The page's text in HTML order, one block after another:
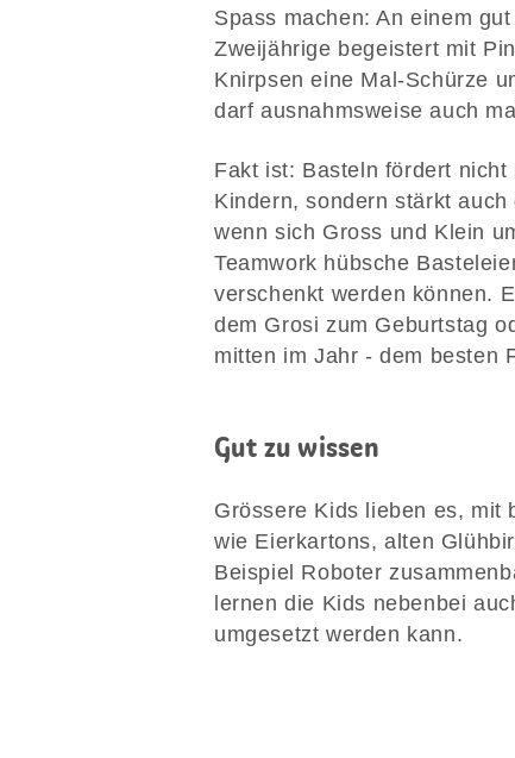
Spass machen: An einem
Zweijährige begeistert mit
Knirpsen eine Mal-Schürze
darf ausnahmsweise auch
Fakt ist: Basteln fördert
Kindern, sondern stärkt
wenn sich Gross und Klein
Teamwork hübsche
verschenkt werden können.
dem Grosi zum Geburtstag
mitten im Jahr - dem besten
Gut zu wissen
Grössere Kids lieben es, mit
wie Eierkartons, alten
Beispiel Roboter
lernen die Kids nebenbei
umgesetzt werden kann.